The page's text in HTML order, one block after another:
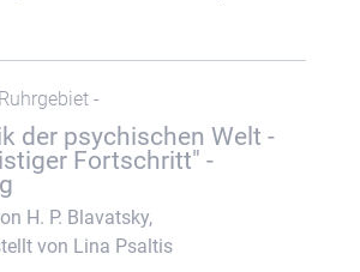
-
der psychischen Welt -
Fortschritt" -
H. P. Blavatsky,
von Lina Psaltis